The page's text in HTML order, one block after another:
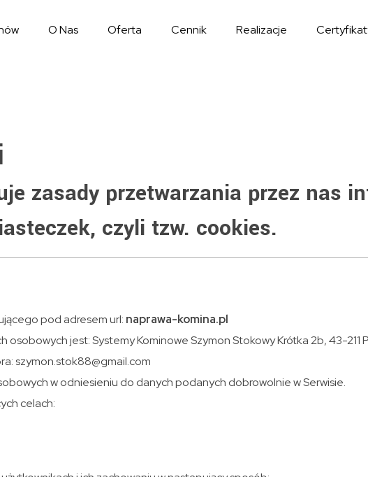
O Nas Oferta Cennik Realizacje
zasady przetwarzania przez nas
czyli tzw. cookies.
pod adresem url: naprawa-komina.pl
jest: Systemy Kominowe Szymon Stokowy Krótka 2b, 43-211
szymon.stok88@gmail.com
w odniesieniu do danych podanych dobrowolnie w Serwisie.
celach: